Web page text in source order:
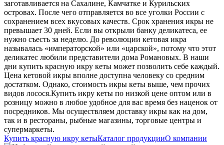
заготавливается на Сахалине, Камчатке и Курильских
островах. После чего отправляется во все уголки России с
сохранением всех вкусовых качеств. Срок хранения икры не
превышает 30 дней. Если вы открыли банку деликатеса, ее
нужно съесть за неделю. До революции кетовая икра
называлась «императорской» или «царской», потому что этот
деликатес любили представители дома Романовых. В наши
дни купить красную икру кеты может позволить себе каждый.
Цена кетовой икры вполне доступна человеку со средним
достатком. Однако, стоимость икры кеты выше, чем прочих
видов лосося.Купить икру кеты по низкой цене оптом или в
розницу можно в любое удобное для вас время без наценок от
посредников. Мы осуществляем доставку икры как на дом,
так и в рестораны, рыбные магазины, торговые центры и
супермаркеты.
Купить красную икру кетыКаталог продукцииО компании